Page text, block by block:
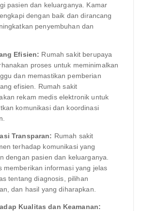
pasien dan keluarganya. Kamar
dengan baik dan dirancang
penyembuhan dan
Efisien: Rumah sakit berupaya
proses untuk meminimalkan
dan memastikan pemberian
efisien. Rumah sakit
rekam medis elektronik untuk
komunikasi dan koordinasi
Transparan: Rumah sakit
terhadap komunikasi yang
dengan pasien dan keluarganya.
memberikan informasi yang jelas
tentang diagnosis, pilihan
dan hasil yang diharapkan.
Kualitas dan Keamanan: